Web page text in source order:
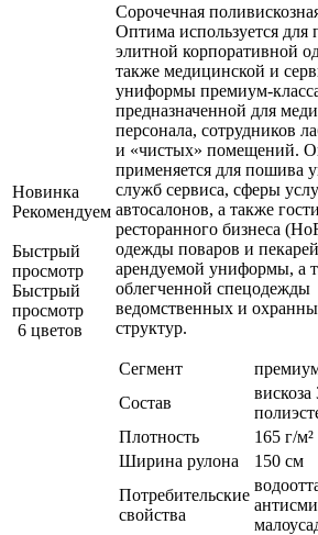
Новинка
Рекомендуем
Быстрый
просмотр
Быстрый
просмотр
6 цветов
Сорочечная
Оптима используется для
элитной корпоративной
также медицинской и
униформы премиум-
предназначенной для
персонала, сотрудников
и «чистых» помещений.
применяется для пошива
служб сервиса, сферы
автосалонов, а также
ресторанного бизнеса
одежды поваров и
арендуемой униформы, а
облегченной спецодежды
ведомственных и
структур.
Сегмент
Состав
вискоза
Плотность
165 г/м²
Ширина рулона
150 см
Потребительские
свойства